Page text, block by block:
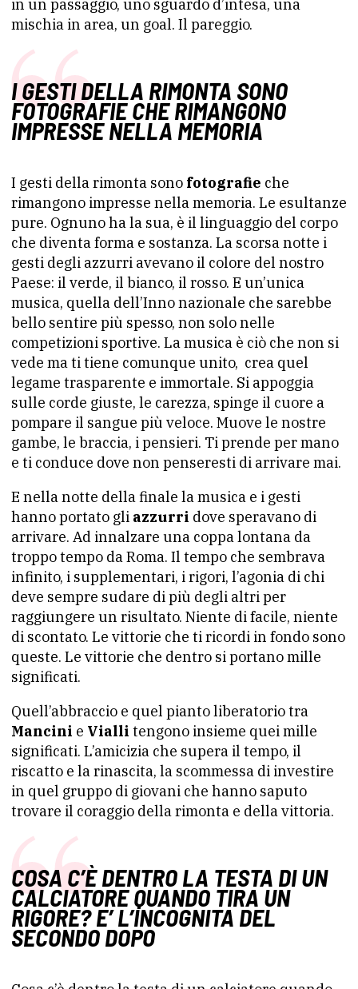
in un passaggio, uno sguardo d’intesa, una
mischia in area, un goal. Il pareggio.
I GESTI DELLA RIMONTA SONO
FOTOGRAFIE CHE RIMANGONO
IMPRESSE NELLA MEMORIA
I gesti della rimonta sono fotografie che
rimangono impresse nella memoria. Le esultanze
pure. Ognuno ha la sua, è il linguaggio del corpo
che diventa forma e sostanza. La scorsa notte i
gesti degli azzurri avevano il colore del nostro
Paese: il verde, il bianco, il rosso. E un’unica
musica, quella dell’Inno nazionale che sarebbe
bello sentire più spesso, non solo nelle
competizioni sportive. La musica è ciò che non si
vede ma ti tiene comunque unito, crea quel
legame trasparente e immortale. Si appoggia
sulle corde giuste, le carezza, spinge il cuore a
pompare il sangue più veloce. Muove le nostre
gambe, le braccia, i pensieri. Ti prende per mano
e ti conduce dove non penseresti di arrivare mai.
E nella notte della finale la musica e i gesti
hanno portato gli azzurri dove speravano di
arrivare. Ad innalzare una coppa lontana da
troppo tempo da Roma. Il tempo che sembrava
infinito, i supplementari, i rigori, l’agonia di chi
deve sempre sudare di più degli altri per
raggiungere un risultato. Niente di facile, niente
di scontato. Le vittorie che ti ricordi in fondo sono
queste. Le vittorie che dentro si portano mille
significati.
Quell’abbraccio e quel pianto liberatorio tra
Mancini e Vialli tengono insieme quei mille
significati. L’amicizia che supera il tempo, il
riscatto e la rinascita, la scommessa di investire
in quel gruppo di giovani che hanno saputo
trovare il coraggio della rimonta e della vittoria.
COSA C’È DENTRO LA TESTA DI UN
CALCIATORE QUANDO TIRA UN
RIGORE? E’ L’INCOGNITA DEL
SECONDO DOPO